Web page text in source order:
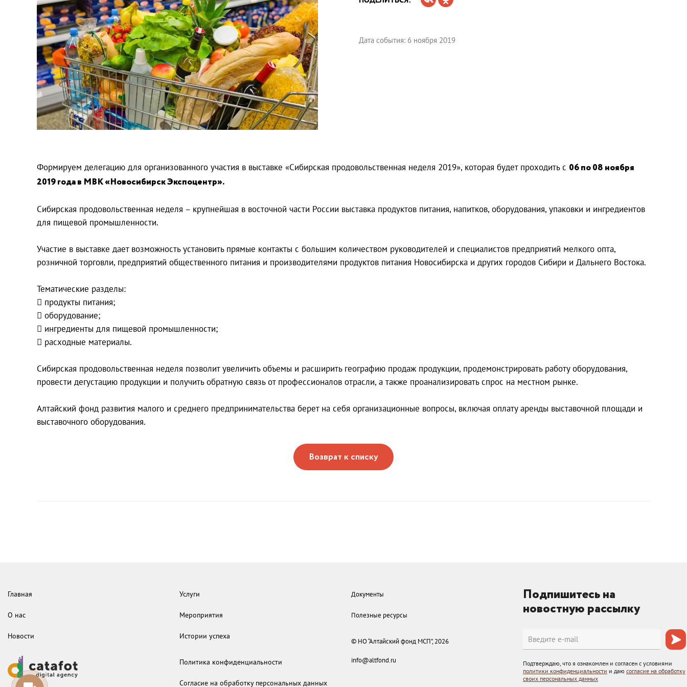
Дата события: 6 ноября 2019
Формируем делегацию для организованного участия в выставке «Сибирская продовольственная неделя 2019», которая будет проходить с 06 по 08 ноября
2019 года в МВК «Новосибирск Экспоцентр».
Сибирская продовольственная неделя – крупнейшая в восточной части России выставка продуктов питания, напитков, оборудования, упаковки и ингредиентов
для пищевой промышленности.
Участие в выставке дает возможность установить прямые контакты с большим количеством руководителей и специалистов предприятий мелкого опта,
розничной торговли, предприятий общественного питания и производителями продуктов питания Новосибирска и других городов Сибири и Дальнего Востока.
Тематические разделы:
 продукты питания;
 оборудование;
 ингредиенты для пищевой промышленности;
 расходные материалы.
Сибирская продовольственная неделя позволит увеличить объемы и расширить географию продаж продукции, продемонстрировать работу оборудования,
провести дегустацию продукции и получить обратную связь от профессионалов отрасли, а также проанализировать спрос на местном рынке.
Алтайский фонд развития малого и среднего предпринимательства берет на себя организационные вопросы, включая оплату аренды выставочной площади и
выставочного оборудования.
Возврат к списку
Главная
О нас
Новости
Услуги
Мероприятия
Истории успеха
Политика конфиденциальности
Согласие на обработку персональных данных
Документы
Полезные ресурсы
© НО “Алтайский фонд МСП”, 2026
info@altfond.ru
Подпишитесь на
новостную рассылку
Подтверждаю, что я ознакомлен и согласен с условиями
политики конфиденциальности и даю согласие на обработку
своих персональных данных